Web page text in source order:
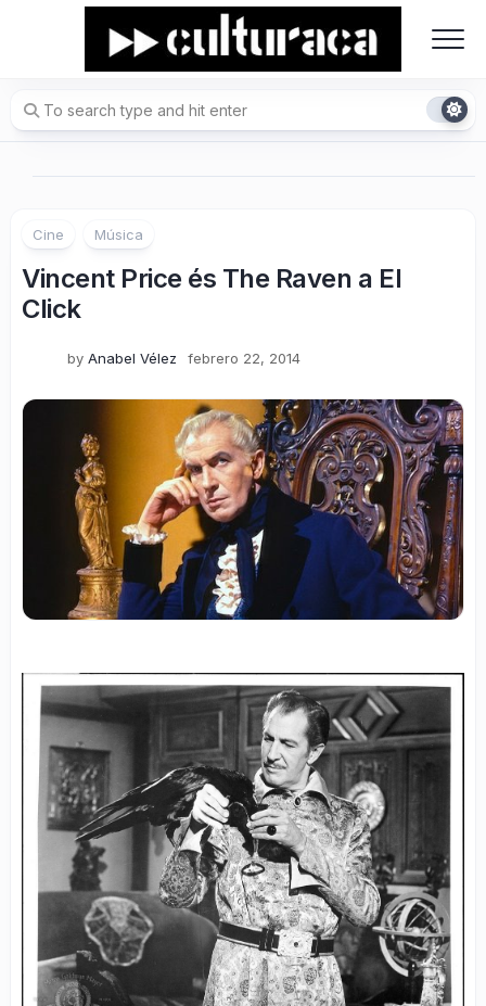
Cine Música
Vincent Price és The Raven a El
Click
by Anabel Vélez febrero 22, 2014